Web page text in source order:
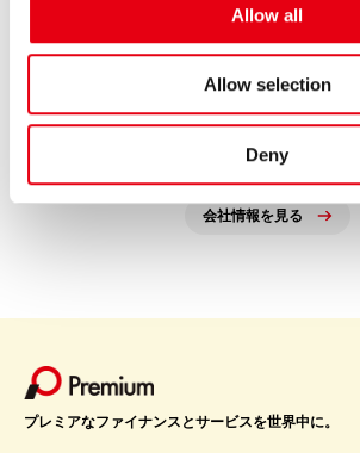
Allow all
Allow selection
Deny
プレミア株式会社
Premium Co., Ltd.
会社情報を見る
プレミアなファイナンスとサービスを世界中に。